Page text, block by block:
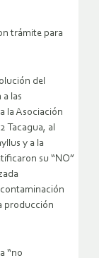
trámite para
del
las
la Asociación
Tacagua, al
y a la
su “NO”
producción
“no